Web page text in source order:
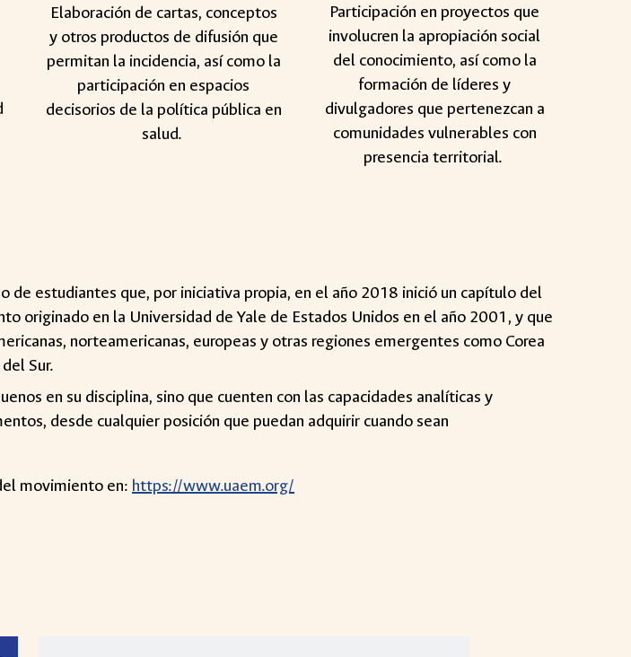
Elaboración de cartas, conceptos
y otros productos de difusión que
permitan la incidencia, así como la
participación en espacios
decisorios de la política pública en
salud.
Participación en proyectos que
involucren la apropiación social
del conocimiento, así como la
formación de líderes y
divulgadores que pertenezcan a
comunidades vulnerables con
presencia territorial.
de estudiantes que, por iniciativa propia, en el año 2018 inició un capítulo del
en la Universidad de Yale de Estados Unidos en el año 2001, y que
norteamericanas, europeas y otras regiones emergentes como Corea
del Sur.
en su disciplina, sino que cuenten con las capacidades analíticas y
desde cualquier posición que puedan adquirir cuando sean
movimiento en: https://www.uaem.org/